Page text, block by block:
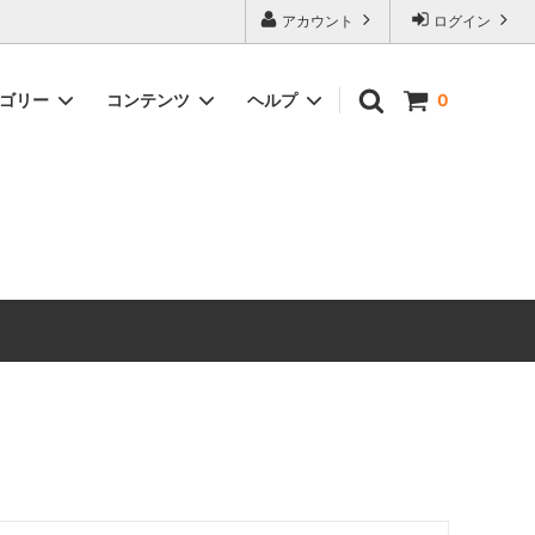
ログイン
アカウント
0
リー コンテンツ ヘルプ